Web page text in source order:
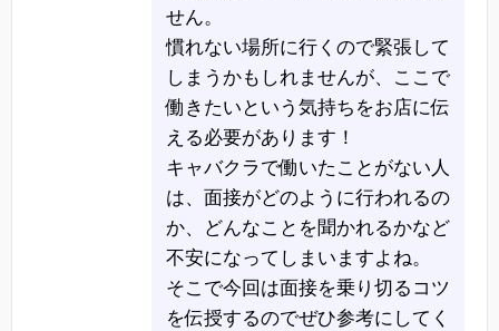
せん。
慣れない場所に行くので緊張して
しまうかもしれませんが、ここで
働きたいという気持ちをお店に伝
える必要があります！
キャバクラで働いたことがない人
は、面接がどのように行われるの
か、どんなことを聞かれるかなど
不安になってしまいますよね。
そこで今回は面接を乗り切るコツ
を伝授するのでぜひ参考にしてく